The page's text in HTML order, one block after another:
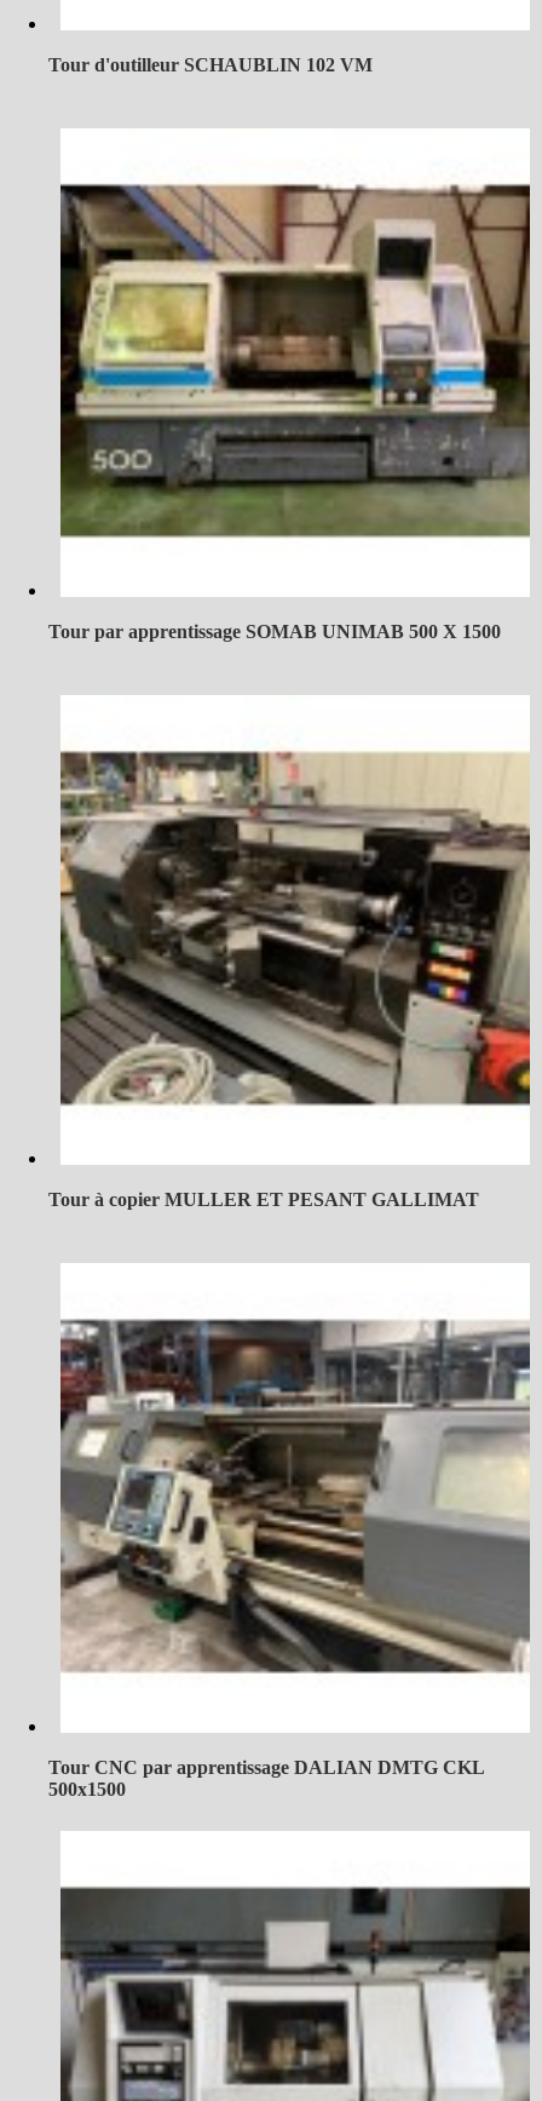
Tour d'outilleur SCHAUBLIN 102 VM
Tour par apprentissage SOMAB UNIMAB 500 X 1500
Tour à copier MULLER ET PESANT GALLIMAT
Tour CNC par apprentissage DALIAN DMTG CKL
500x1500